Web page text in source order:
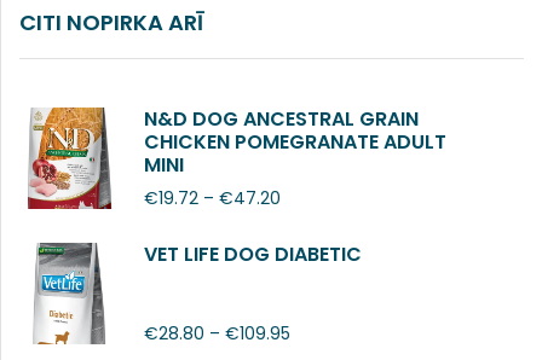
CITI NOPIRKA ARĪ
N&D DOG ANCESTRAL GRAIN
CHICKEN POMEGRANATE ADULT
MINI
€19.72 – €47.20
VET LIFE DOG DIABETIC
€28.80 – €109.95